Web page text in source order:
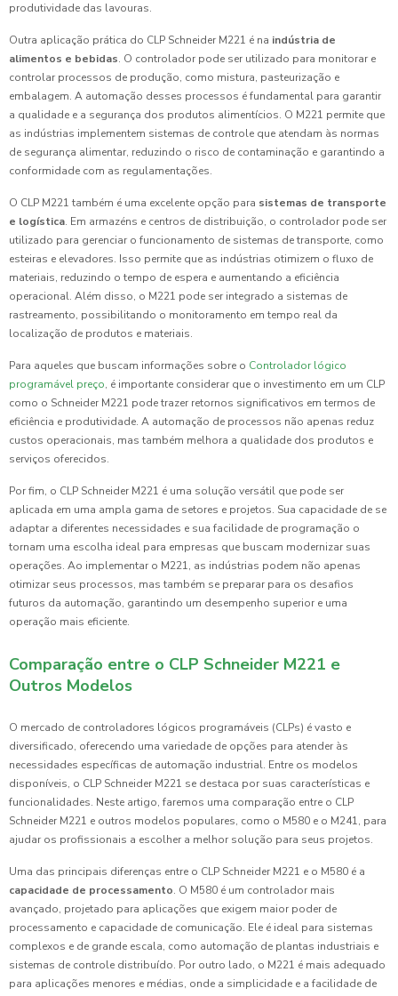
produtividade das lavouras.
Outra aplicação prática do CLP Schneider M221 é na indústria de
alimentos e bebidas. O controlador pode ser utilizado para monitorar e
controlar processos de produção, como mistura, pasteurização e
embalagem. A automação desses processos é fundamental para garantir
a qualidade e a segurança dos produtos alimentícios. O M221 permite que
as indústrias implementem sistemas de controle que atendam às normas
de segurança alimentar, reduzindo o risco de contaminação e garantindo a
conformidade com as regulamentações.
O CLP M221 também é uma excelente opção para sistemas de transporte
e logística. Em armazéns e centros de distribuição, o controlador pode ser
utilizado para gerenciar o funcionamento de sistemas de transporte, como
esteiras e elevadores. Isso permite que as indústrias otimizem o fluxo de
materiais, reduzindo o tempo de espera e aumentando a eficiência
operacional. Além disso, o M221 pode ser integrado a sistemas de
rastreamento, possibilitando o monitoramento em tempo real da
localização de produtos e materiais.
Para aqueles que buscam informações sobre o Controlador lógico
programável preço, é importante considerar que o investimento em um CLP
como o Schneider M221 pode trazer retornos significativos em termos de
eficiência e produtividade. A automação de processos não apenas reduz
custos operacionais, mas também melhora a qualidade dos produtos e
serviços oferecidos.
Por fim, o CLP Schneider M221 é uma solução versátil que pode ser
aplicada em uma ampla gama de setores e projetos. Sua capacidade de se
adaptar a diferentes necessidades e sua facilidade de programação o
tornam uma escolha ideal para empresas que buscam modernizar suas
operações. Ao implementar o M221, as indústrias podem não apenas
otimizar seus processos, mas também se preparar para os desafios
futuros da automação, garantindo um desempenho superior e uma
operação mais eficiente.
Comparação entre o CLP Schneider M221 e
Outros Modelos
O mercado de controladores lógicos programáveis (CLPs) é vasto e
diversificado, oferecendo uma variedade de opções para atender às
necessidades específicas de automação industrial. Entre os modelos
disponíveis, o CLP Schneider M221 se destaca por suas características e
funcionalidades. Neste artigo, faremos uma comparação entre o CLP
Schneider M221 e outros modelos populares, como o M580 e o M241, para
ajudar os profissionais a escolher a melhor solução para seus projetos.
Uma das principais diferenças entre o CLP Schneider M221 e o M580 é a
capacidade de processamento. O M580 é um controlador mais
avançado, projetado para aplicações que exigem maior poder de
processamento e capacidade de comunicação. Ele é ideal para sistemas
complexos e de grande escala, como automação de plantas industriais e
sistemas de controle distribuído. Por outro lado, o M221 é mais adequado
para aplicações menores e médias, onde a simplicidade e a facilidade de